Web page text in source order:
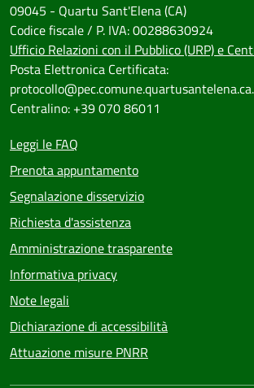
09045 - Quartu Sant'Elena (CA)
Codice fiscale / P. IVA: 00288630924
Ufficio Relazioni con il Pubblico (URP) e
Posta Elettronica Certificata:
Centralino: +39 070 86011
Leggi le FAQ
Prenota appuntamento
Segnalazione disservizio
Richiesta d'assistenza
Amministrazione trasparente
Informativa privacy
Note legali
Dichiarazione di accessibilità
Attuazione misure PNRR